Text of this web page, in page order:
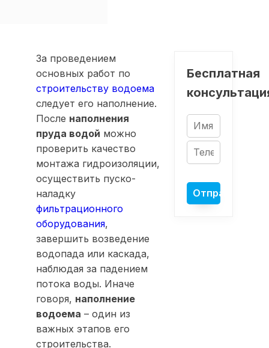
За проведением
основных работ по
строительству водоема
следует его наполнение.
После наполнения
пруда водой можно
проверить качество
монтажа гидроизоляции,
осуществить пуско-
наладку
фильтрационного
оборудования,
завершить возведение
водопада или каскада,
наблюдая за падением
потока воды. Иначе
говоря, наполнение
водоема – один из
важных этапов его
строительства.
Бесплатная